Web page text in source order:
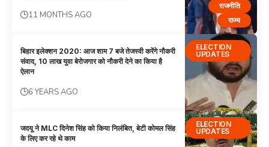
राजनीति
राज्य
11 MONTHS AGO
ELECTION
UPDATES
बिहार इलेक्‍शन 2020: आज शाम 7 बजे तेजस्‍वी करेंगे नौकरी
संवाद, 10 लाख युवा बेरोजगार को नौकरी देने का किया है
ऐलान
6 YEARS AGO
ELECTION
UPDATES
जदयू ने MLC दिनेश सिंह को किया निलंबित, बेटी कोमल सिंह
के लिए कर रहे थे काम